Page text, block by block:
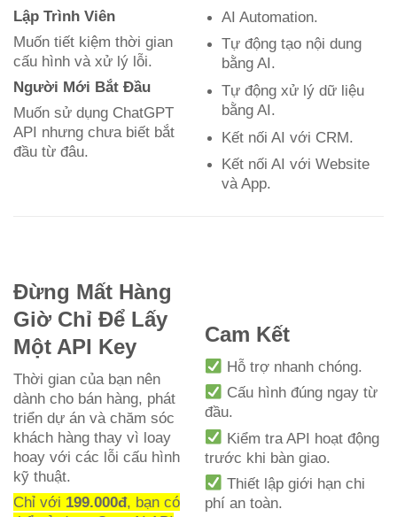
Lập Trình Viên
Muốn tiết kiệm thời gian
cấu hình và xử lý lỗi.
Người Mới Bắt Đầu
Muốn sử dụng ChatGPT
API nhưng chưa biết bắt
đầu từ đâu.
AI Automation.
Tự động tạo nội dung
bằng AI.
Tự động xử lý dữ liệu
bằng AI.
Kết nối AI với CRM.
Kết nối AI với Website
và App.
Đừng Mất Hàng
Giờ Chỉ Để Lấy
Một API Key
Thời gian của bạn nên
dành cho bán hàng, phát
triển dự án và chăm sóc
khách hàng thay vì loay
hoay với các lỗi cấu hình
kỹ thuật.
Chỉ với 199.000đ, bạn có
Cam Kết
Hỗ trợ nhanh chóng.
Cấu hình đúng ngay từ
đầu.
Kiểm tra API hoạt động
trước khi bàn giao.
Thiết lập giới hạn chi
phí an toàn.